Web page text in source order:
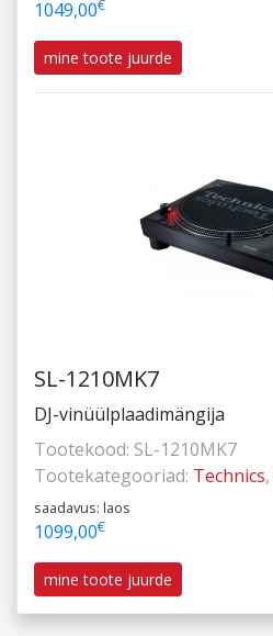
1049,00€
mine toote juurde
SL-1210MK7
DJ-vinüülplaadimängija
Tootekood: SL-1210MK7
Tootekategooriad: Technics,
saadavus: laos
1099,00€
mine toote juurde